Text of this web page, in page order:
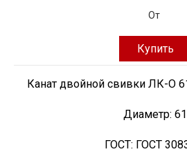
От
Купить
Канат двойной свивки ЛК-О
Диаметр: 61
ГОСТ: ГОСТ